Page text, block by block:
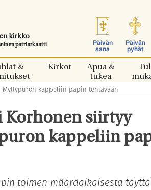
kirkko
patriarkaatti
Päivän
sana
Päivän
pyhät
&
Kirkot
Apua &
tukea
kappeliin papin tehtävään
Korhonen siirtyy
kappeliin
toimen määräaikaisesta